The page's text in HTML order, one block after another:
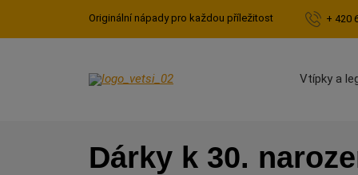
Originální nápady pro každou příležitost + 420
Vtípky a
Dárky k 30.